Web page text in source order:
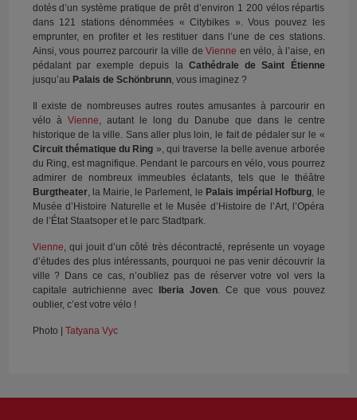
dotés d’un système pratique de prêt d’environ 1 200 vélos répartis
dans 121 stations dénommées « Citybikes ». Vous pouvez les
emprunter, en profiter et les restituer dans l’une de ces stations.
Ainsi, vous pourrez parcourir la ville de Vienne en vélo, à l’aise, en
pédalant par exemple depuis la Cathédrale de Saint Étienne
jusqu’au Palais de Schönbrunn, vous imaginez ?
Il existe de nombreuses autres routes amusantes à parcourir en
vélo à Vienne , autant le long du Danube que dans le centre
historique de la ville. Sans aller plus loin, le fait de pédaler sur le «
Circuit thématique du Ring », qui traverse la belle avenue arborée
du Ring, est magnifique. Pendant le parcours en vélo, vous pourrez
admirer de nombreux immeubles éclatants, tels que le théâtre
Burgtheater, la Mairie, le Parlement, le Palais impérial Hofburg , le
Musée d’Histoire Naturelle et le Musée d’Histoire de l’Art, l’Opéra
de l’État Staatsoper et le parc Stadtpark.
Vienne , qui jouit d’un côté très décontracté, représente un voyage
d’études des plus intéressants, pourquoi ne pas venir découvrir la
ville ? Dans ce cas, n’oubliez pas de réserver votre vol vers la
capitale autrichienne avec Iberia Joven . Ce que vous pouvez
oublier, c’est votre vélo !
Photo | Tatyana Vyc